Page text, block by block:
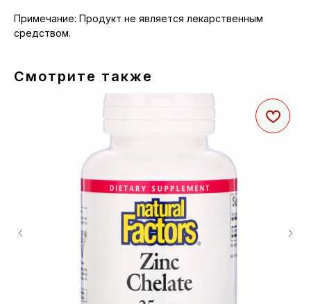
Примечание: Продукт не является лекарственным
средством.
Смотрите также